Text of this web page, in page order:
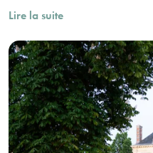
Lire la suite